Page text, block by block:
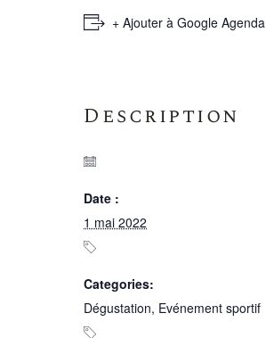
+ Ajouter à Google Agenda
Description
Date :
1 mai 2022
Categories:
Dégustation, Evénement sportif